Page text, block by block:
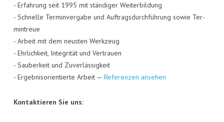
- Erfah­rung seit 1995 mit stän­di­ger Wei­ter­bil­dung
- Schnel­le Ter­min­ver­ga­be und Auf­trags­durch­füh­rung sowie Ter­
min­treue
- Arbeit mit dem neus­ten Werk­zeug
- Ehr­lich­keit, Inte­gri­tät und Ver­trau­en
- Sau­ber­keit und Zuver­läs­sig­keit
- Ergeb­nis­ori­en­tier­te Arbeit — Refe­ren­zen ansehen
Kon­tak­tie­ren Sie uns: